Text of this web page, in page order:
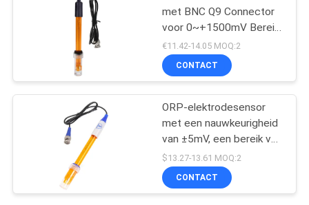
SITEMAP
PRIVACY
POLICYDigitale PH Meter
84
met BNC Q9 Connector
voor 0~+1500mV Bereik
Oxidatie-Reductie
Potentiometer Testen
€11.42-14.05 MOQ:2
CONTACT
ORP-elektrodesensor
met een nauwkeurigheid
van ±5mV, een bereik van
0-1500mV en IP65-
bescherming voor
afvalwater en
$13.27-13.61 MOQ:2
CONTACT